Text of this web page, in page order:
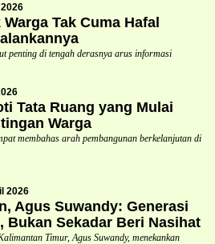
Tak Cuma Hafal
penting di tengah derasnya arus informasi
Tata Ruang yang Mulai
Warga
membahas arah pembangunan berkelanjutan di
2026
Agus Suwandy: Generasi
Bukan Sekadar Beri Nasihat
Timur, Agus Suwandy, menekankan